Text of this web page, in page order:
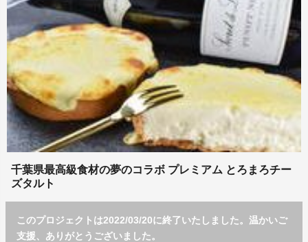
千葉県最高級食材の夢のコラボ プレミアム とろまろチー
ズタルト
このプロジェクトは2022/03/20に終了いたしました。温かいご
支援、ありがとうございました。